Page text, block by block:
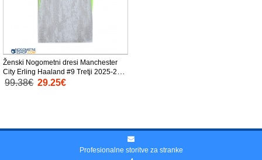
Ženski Nogometni dresi Manchester
City Erling Haaland #9 Tretji 2025-26
Kratek Rokav
99.38€ 29.25€
Profesionalne storitve za stranke